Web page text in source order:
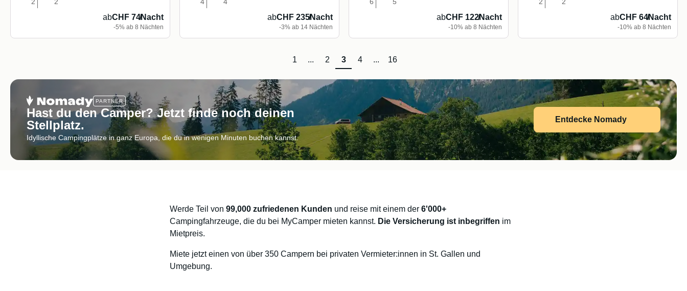
abCHF 74/Nacht
-5% ab 8 Nächten
abCHF 235/Nacht
-3% ab 14 Nächten
abCHF 122/Nacht
-10% ab 8 Nächten
abCHF 64/Nacht
-10% ab 8 Nächten
1 ... 2 3 4 ... 16
PARTNER
Hast du den Camper? Jetzt finde noch deinen
Stellplatz.
Idyllische Campingplätze in ganz Europa, die du in wenigen Minuten buchen kannst.
Entdecke Nomady
Werde Teil von 99,000 zufriedenen Kunden und reise mit einem der 6'000+
Campingfahrzeuge, die du bei MyCamper mieten kannst. Die Versicherung ist inbegriffen im
Mietpreis.
Miete jetzt einen von über 350 Campern bei privaten Vermieter:innen in St. Gallen und
Umgebung.